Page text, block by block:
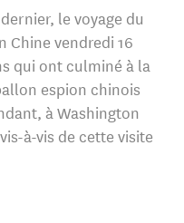
le voyage du
Chine vendredi 16
qui ont culminé à la
espion chinois
à Washington
à-vis de cette visite